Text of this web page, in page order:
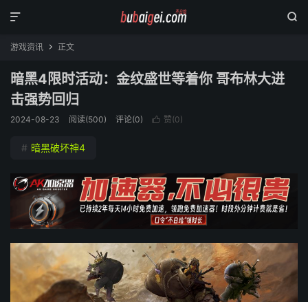


游戏资讯  正文
暗黑4限时活动：金纹盛世等着你 哥布林大进
击强势回归
2024-08-23 阅读(500) 评论(0)  赞(0)
# 暗黑破坏神4